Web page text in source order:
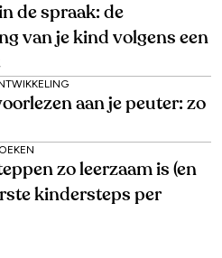
de spraak: de
van je kind volgens een
aan je peuter: zo
zo leerzaam is (en
kindersteps per